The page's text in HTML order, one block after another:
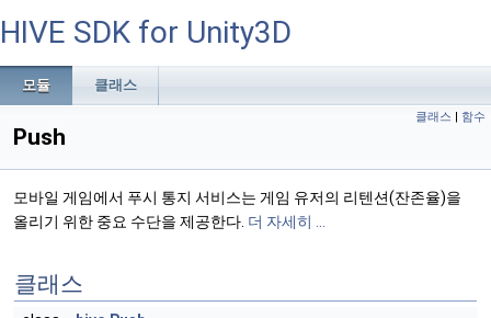
HIVE SDK for Unity3D
모듈 클래스
클래스 | 함수
Push
모바일 게임에서 푸시 통지 서비스는 게임 유저의 리텐션(잔존율)을
올리기 위한 중요 수단을 제공한다. 더 자세히 ...
클래스